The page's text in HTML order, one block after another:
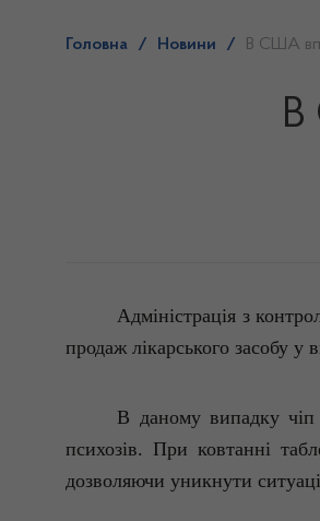
Головна / Новини / В США
В
Адміністрація з
продаж лікарського засобу у
В даному випадку чіп
психозів. При ковтанні
дозволяючи уникнути